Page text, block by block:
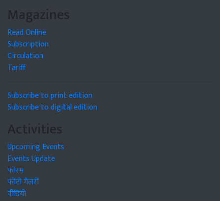
Magazines
Read Online
Subscription
Circulation
Tariff
Subscribe to print edition
Subscribe to digital edition
Activities
Upcoming Events
Events Update
फोरम
फोटो गैलरी
वीडियो